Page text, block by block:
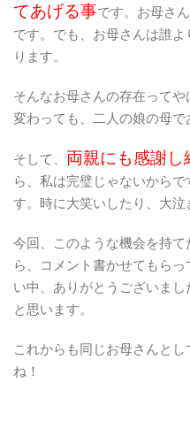
てあげる事です。 お母さ
です。 でも、お母さんは誰
ります。
そんなお母さんの存在ってや
変わっても、二人の娘の母で
そして、 両親にも感謝し
ら、私は完璧じゃないからで
す。時に大笑いしたり、大泣
今回、このような機会を持
ら、コメント書かせてもらっ
い中、ありがとうございまし
と思います。
これからも同じお母さんと
ね！